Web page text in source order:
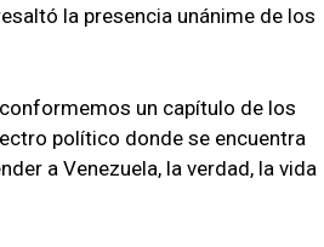
la presencia unánime de los
un capítulo de los
político donde se encuentra
a Venezuela, la verdad, la vida